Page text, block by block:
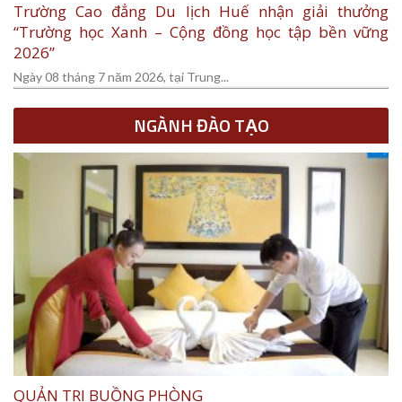
Trường Cao đẳng Du lịch Huế nhận giải thưởng
“Trường học Xanh – Cộng đồng học tập bền vững
2026”
Ngày 08 tháng 7 năm 2026, tại Trung...
NGÀNH ĐÀO TẠO
QUẢN TRỊ BUỒNG PHÒNG